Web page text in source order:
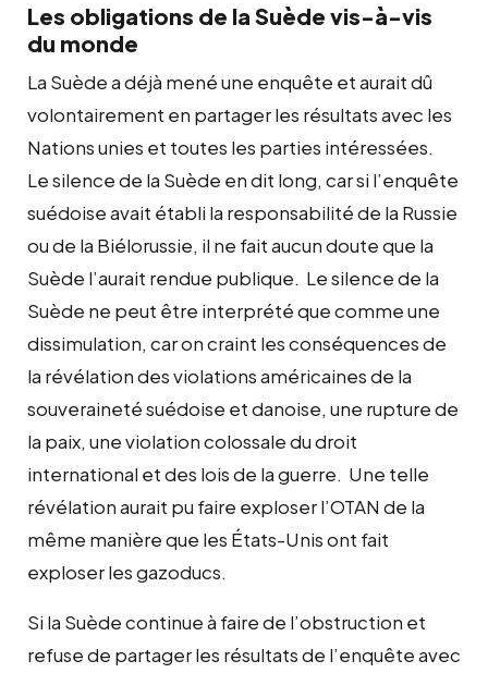
Les obligations de la Suède vis-à-vis
du monde
La Suède a déjà mené une enquête et aurait dû
volontairement en partager les résultats avec les
Nations unies et toutes les parties intéressées.
Le silence de la Suède en dit long, car si l’enquête
suédoise avait établi la responsabilité de la Russie
ou de la Biélorussie, il ne fait aucun doute que la
Suède l’aurait rendue publique. Le silence de la
Suède ne peut être interprété que comme une
dissimulation, car on craint les conséquences de
la révélation des violations américaines de la
souveraineté suédoise et danoise, une rupture de
la paix, une violation colossale du droit
international et des lois de la guerre. Une telle
révélation aurait pu faire exploser l’OTAN de la
même manière que les États-Unis ont fait
exploser les gazoducs.
Si la Suède continue à faire de l’obstruction et
refuse de partager les résultats de l’enquête avec